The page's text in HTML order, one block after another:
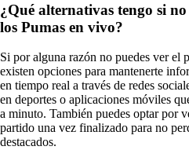
¿Qué alternativas tengo si
los Pumas en vivo?
Si por alguna razón no puedes ver el
existen opciones para mantenerte
en tiempo real a través de redes
en deportes o aplicaciones móviles
a minuto. También puedes optar por
partido una vez finalizado para no
destacados.